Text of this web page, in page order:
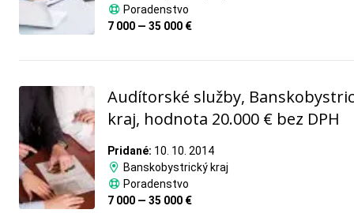
Poradenstvo
7 000 — 35 000 €
Audítorské služby,
kraj, hodnota 20.000 € bez DPH
Pridané: 10. 10. 2014
Banskobystrický kraj
Poradenstvo
7 000 — 35 000 €